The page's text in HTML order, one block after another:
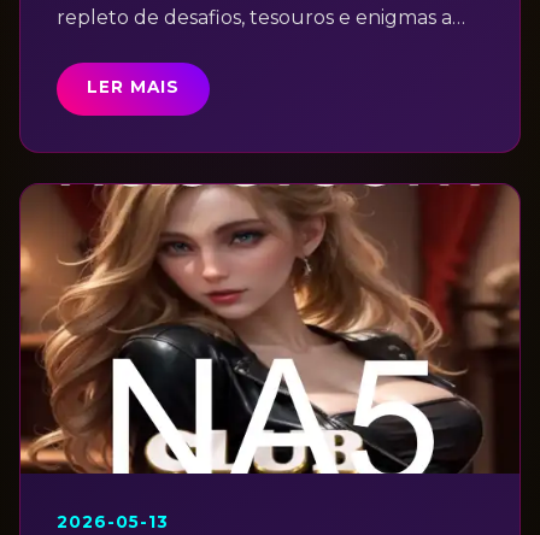
repleto de desafios, tesouros e enigmas a
LER MAIS
2026-05-13